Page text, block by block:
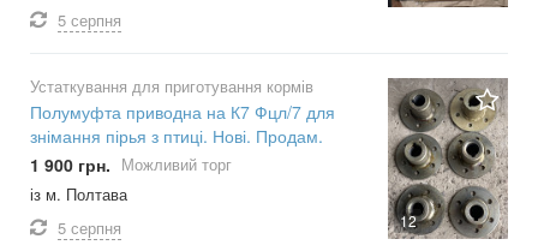
5 серпня
12
Устаткування для приготування кормів
Полумуфта приводна на К7 Фцл/7 для
знімання пірья з птиці. Нові. Продам.
1 900 грн. Можливий торг
із м. Полтава
5 серпня